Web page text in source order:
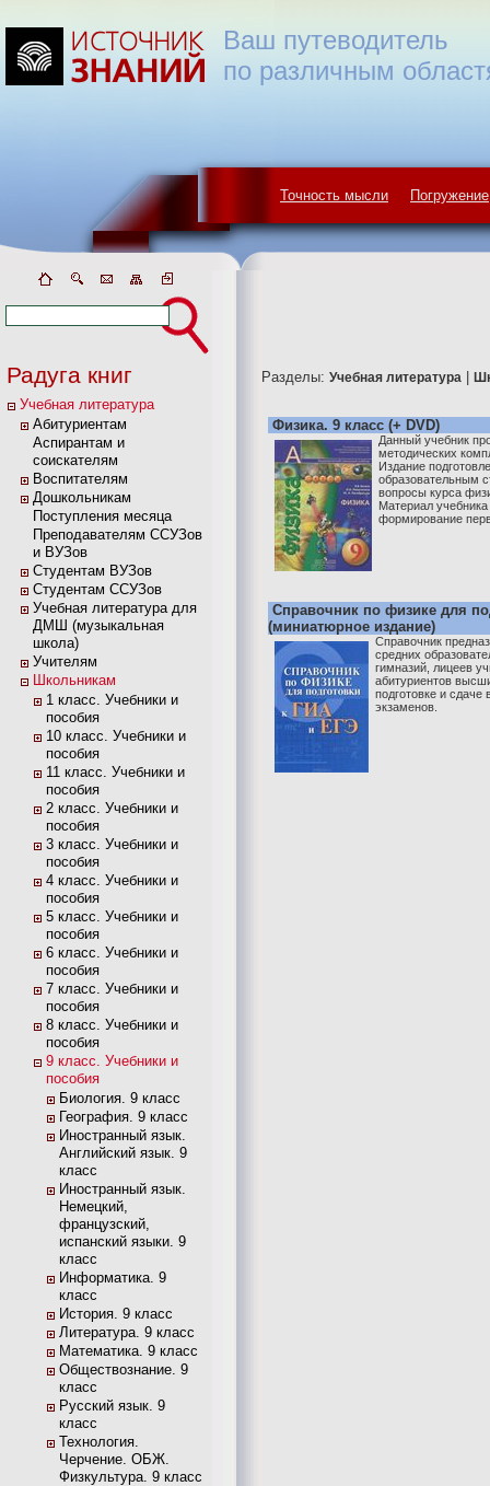
Точность мысли Погружение
Ваш путеводитель
по различным
Радуга книг
Учебная литература
Абитуриентам
Аспирантам и
соискателям
Воспитателям
Дошкольникам
Поступления месяца
Преподавателям ССУЗов
и ВУЗов
Студентам ВУЗов
Студентам ССУЗов
Учебная литература для
ДМШ (музыкальная
школа)
Учителям
Школьникам
1 класс. Учебники и
пособия
10 класс. Учебники и
пособия
11 класс. Учебники и
пособия
2 класс. Учебники и
пособия
3 класс. Учебники и
пособия
4 класс. Учебники и
пособия
5 класс. Учебники и
пособия
6 класс. Учебники и
пособия
7 класс. Учебники и
пособия
8 класс. Учебники и
пособия
9 класс. Учебники и
пособия
Биология. 9 класс
География. 9 класс
Иностранный язык.
Английский язык. 9
класс
Иностранный язык.
Немецкий,
французский,
испанский языки. 9
класс
Информатика. 9
класс
История. 9 класс
Литература. 9 класс
Математика. 9 класс
Обществознание. 9
класс
Русский язык. 9
класс
Технология.
Черчение. ОБЖ.
Физкультура. 9 класс
Разделы: Учебная литература
Физика. 9 класс (+ DVD)
Данный учебник
методических
Издание
образовательным
вопросы курса
Материал
формирование
Справочник по физике для
(миниатюрное издание)
Справочник
средних
гимназий, лицеев
абитуриентов
подготовке и
экзаменов.